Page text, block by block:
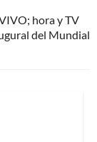
hora y TV
del Mundial